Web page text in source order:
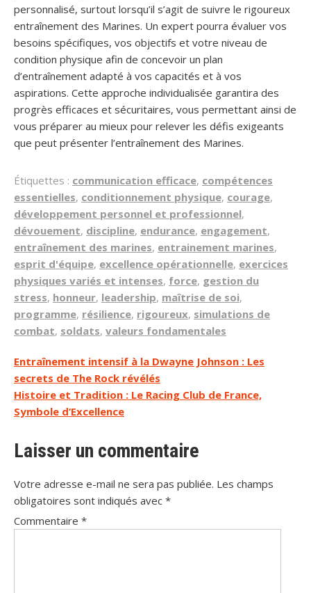
personnalisé, surtout lorsqu’il s’agit de suivre le rigoureux
entraînement des Marines. Un expert pourra évaluer vos
besoins spécifiques, vos objectifs et votre niveau de
condition physique afin de concevoir un plan
d’entraînement adapté à vos capacités et à vos
aspirations. Cette approche individualisée garantira des
progrès efficaces et sécuritaires, vous permettant ainsi de
vous préparer au mieux pour relever les défis exigeants
que peut présenter l’entraînement des Marines.
Étiquettes : communication efficace, compétences
essentielles, conditionnement physique, courage,
développement personnel et professionnel,
dévouement, discipline, endurance, engagement,
entraînement des marines, entrainement marines,
esprit d'équipe, excellence opérationnelle, exercices
physiques variés et intenses, force, gestion du
stress, honneur, leadership, maîtrise de soi,
programme, résilience, rigoureux, simulations de
combat, soldats, valeurs fondamentales
Navigation
de
l’article
Entraînement intensif à la Dwayne Johnson : Les
secrets de The Rock révélés
Histoire et Tradition : Le Racing Club de France,
Symbole d’Excellence
Laisser un commentaire
Votre adresse e-mail ne sera pas publiée. Les champs
obligatoires sont indiqués avec *
Commentaire *